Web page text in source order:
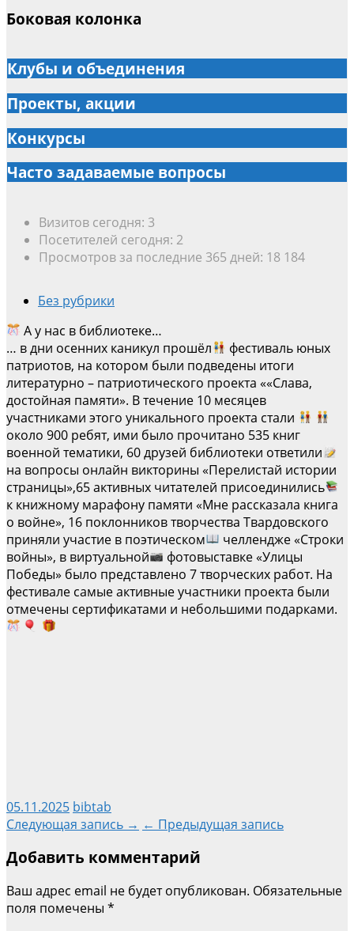
Боковая колонка
Клубы и объединения
Проекты, акции
Конкурсы
Часто задаваемые вопросы
Визитов сегодня: 3
Посетителей сегодня: 2
Просмотров за последние 365 дней: 18 184
Без рубрики
А у нас в библиотеке…
… в дни осенних каникул прошёл
фестиваль юных
патриотов, на котором были подведены итоги
литературно – патриотического проекта ««Слава,
достойная памяти». В течение 10 месяцев
участниками этого уникального проекта стали
около 900 ребят, ими было прочитано 535 книг
военной тематики, 60 друзей библиотеки ответили
на вопросы онлайн викторины «Перелистай истории
страницы»,65 активных читателей присоединились
к книжному марафону памяти «Мне рассказала книга
о войне», 16 поклонников творчества Твардовского
приняли участие в поэтическом
челлендже «Строки
войны», в виртуальной
фотовыставке «Улицы
Победы» было представлено 7 творческих работ. На
фестивале самые активные участники проекта были
отмечены сертификатами и небольшими подарками.
05.11.2025 bibtab
Навигация
по
записям
Следующая запись → ← Предыдущая запись
Добавить комментарий
Ваш адрес email не будет опубликован. Обязательные
поля помечены *